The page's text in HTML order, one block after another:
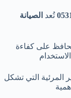
تُعد الصيانة
على كفاءة
المرئية التي تشكل